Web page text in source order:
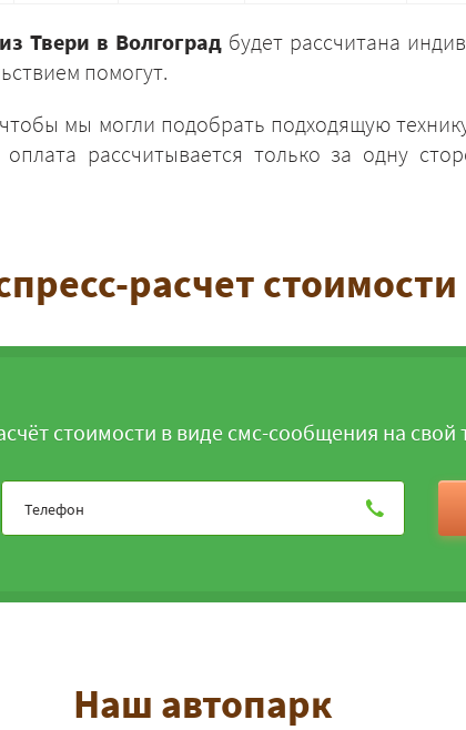
Твери в Волгоград будет рассчитана
помогут.
мы могли подобрать подходящую
рассчитывается только за одну
расчет стоимости
стоимости в виде смс-сообщения на свой
Наш автопарк